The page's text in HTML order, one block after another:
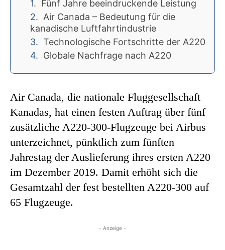
Fünf Jahre beeindruckende Leistung
Air Canada – Bedeutung für die
kanadische Luftfahrtindustrie
Technologische Fortschritte der A220
Globale Nachfrage nach A220
Air Canada, die nationale Fluggesellschaft
Kanadas, hat einen festen Auftrag über fünf
zusätzliche A220-300-Flugzeuge bei Airbus
unterzeichnet, pünktlich zum fünften
Jahrestag der Auslieferung ihres ersten A220
im Dezember 2019. Damit erhöht sich die
Gesamtzahl der fest bestellten A220-300 auf
65 Flugzeuge.
- Anzeige -